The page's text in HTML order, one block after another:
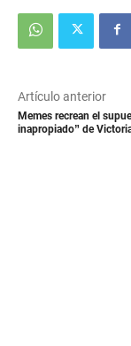
Artículo anterior
Memes recrean el
inapropiado” de